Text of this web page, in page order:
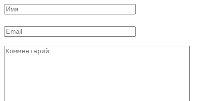
Имя
Email
*
Комментарий